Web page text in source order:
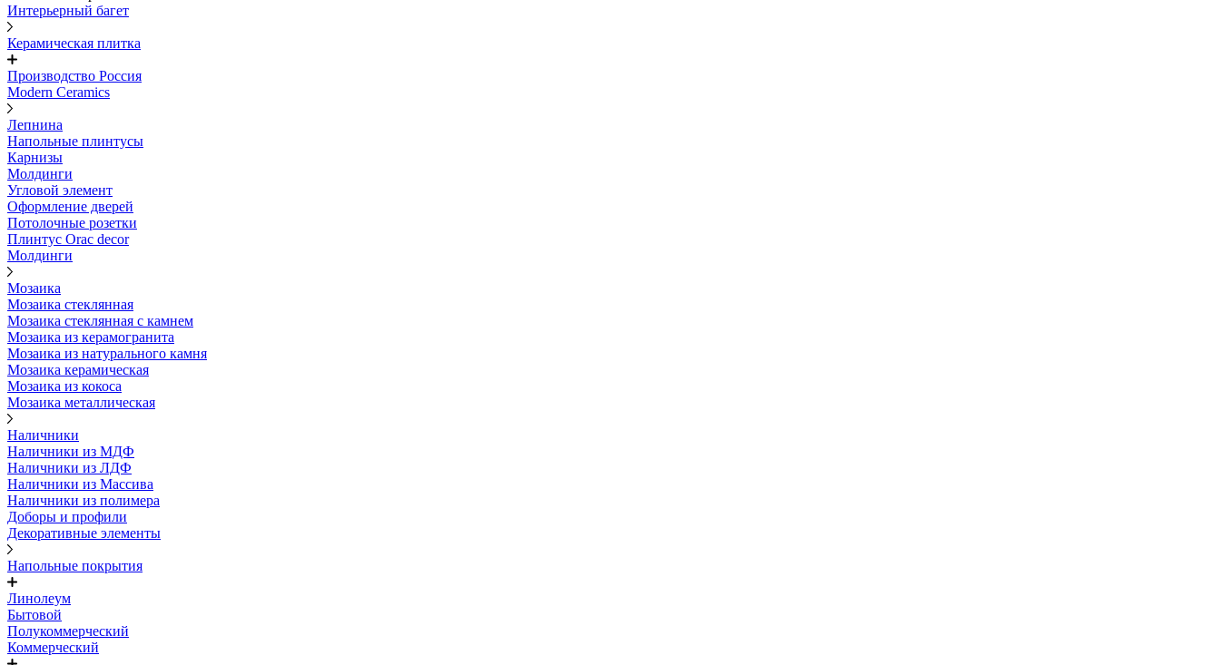
Интерьерный багет
Керамическая плитка
Производство Россия
Modern Ceramics
Лепнина
Напольные плинтусы
Карнизы
Молдинги
Угловой элемент
Оформление дверей
Потолочные розетки
Плинтус Orac decor
Молдинги
Мозаика
Мозаика стеклянная
Мозаика стеклянная с камнем
Мозаика из керамогранита
Мозаика из натурального камня
Мозаика керамическая
Мозаика из кокоса
Мозаика металлическая
Наличники
Наличники из МДФ
Наличники из ЛДФ
Наличники из Массива
Наличники из полимера
Доборы и профили
Декоративные элементы
Напольные покрытия
Линолеум
Бытовой
Полукоммерческий
Коммерческий